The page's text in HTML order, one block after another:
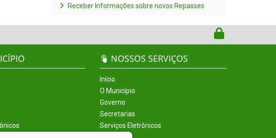
Receber Informações sobre novos Repasses
NOSSOS SERVIÇOS
Início
O Município
Governo
Secretarias
Serviços Eletrônicos